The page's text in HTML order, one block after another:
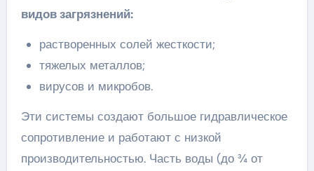
видов загрязнений:
растворенных солей жесткости;
тяжелых металлов;
вирусов и микробов.
Эти системы создают большое гидравлическое
сопротивление и работают с низкой
производительностью. Часть воды (до ¾ от